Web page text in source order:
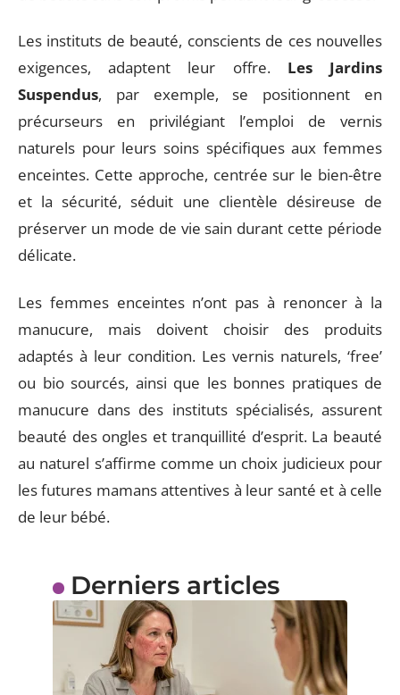
Les instituts de beauté, conscients de ces nouvelles
exigences, adaptent leur offre. Les Jardins
Suspendus, par exemple, se positionnent en
précurseurs en privilégiant l’emploi de vernis
naturels pour leurs soins spécifiques aux femmes
enceintes. Cette approche, centrée sur le bien-être
et la sécurité, séduit une clientèle désireuse de
préserver un mode de vie sain durant cette période
délicate.
Les femmes enceintes n’ont pas à renoncer à la
manucure, mais doivent choisir des produits
adaptés à leur condition. Les vernis naturels, ‘free’
ou bio sourcés, ainsi que les bonnes pratiques de
manucure dans des instituts spécialisés, assurent
beauté des ongles et tranquillité d’esprit. La beauté
au naturel s’affirme comme un choix judicieux pour
les futures mamans attentives à leur santé et à celle
de leur bébé.
Derniers articles